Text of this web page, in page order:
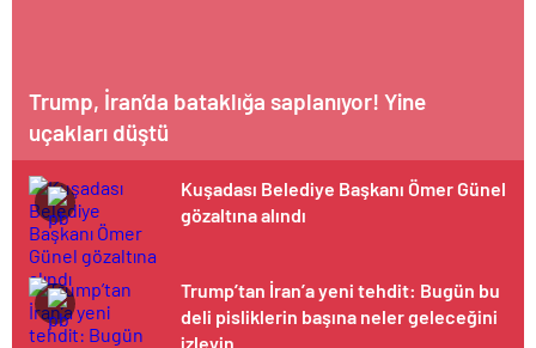
Trump, İran’da bataklığa saplanıyor! Yine
uçakları düştü
Kuşadası Belediye Başkanı Ömer Günel
gözaltına alındı
Trump’tan İran’a yeni tehdit: Bugün bu
deli pisliklerin başına neler geleceğini
izleyin